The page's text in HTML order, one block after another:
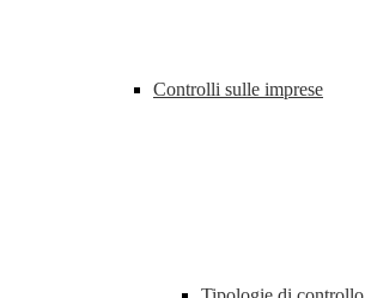
Controlli sulle imprese